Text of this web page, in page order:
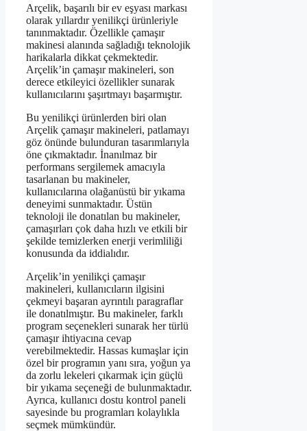
Arçelik, başarılı bir ev eşyası markası
olarak yıllardır yenilikçi ürünleriyle
tanınmaktadır. Özellikle çamaşır
makinesi alanında sağladığı teknolojik
harikalarla dikkat çekmektedir.
Arçelik’in çamaşır makineleri, son
derece etkileyici özellikler sunarak
kullanıcılarını şaşırtmayı başarmıştır.
Bu yenilikçi ürünlerden biri olan
Arçelik çamaşır makineleri, patlamayı
göz önünde bulunduran tasarımlarıyla
öne çıkmaktadır. İnanılmaz bir
performans sergilemek amacıyla
tasarlanan bu makineler,
kullanıcılarına olağanüstü bir yıkama
deneyimi sunmaktadır. Üstün
teknoloji ile donatılan bu makineler,
çamaşırları çok daha hızlı ve etkili bir
şekilde temizlerken enerji verimliliği
konusunda da iddialıdır.
Arçelik’in yenilikçi çamaşır
makineleri, kullanıcıların ilgisini
çekmeyi başaran ayrıntılı paragraflar
ile donatılmıştır. Bu makineler, farklı
program seçenekleri sunarak her türlü
çamaşır ihtiyacına cevap
verebilmektedir. Hassas kumaşlar için
özel bir programın yanı sıra, yoğun ya
da zorlu lekeleri çıkarmak için güçlü
bir yıkama seçeneği de bulunmaktadır.
Ayrıca, kullanıcı dostu kontrol paneli
sayesinde bu programları kolaylıkla
seçmek mümkündür.